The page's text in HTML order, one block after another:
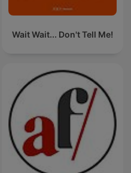
Wait Wait... Don't Tell Me!